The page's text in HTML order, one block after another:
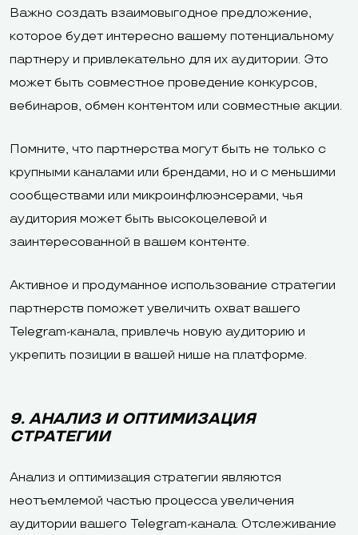
Важно создать взаимовыгодное предложение,
которое будет интересно вашему потенциальному
партнеру и привлекательно для их аудитории. Это
может быть совместное проведение конкурсов,
вебинаров, обмен контентом или совместные акции.
Помните, что партнерства могут быть не только с
крупными каналами или брендами, но и с меньшими
сообществами или микроинфлюэнсерами, чья
аудитория может быть высокоцелевой и
заинтересованной в вашем контенте.
Активное и продуманное использование стратегии
партнерств поможет увеличить охват вашего
Telegram-канала, привлечь новую аудиторию и
укрепить позиции в вашей нише на платформе.
9. АНАЛИЗ И ОПТИМИЗАЦИЯ
СТРАТЕГИИ
Анализ и оптимизация стратегии являются
неотъемлемой частью процесса увеличения
аудитории вашего Telegram-канала. Отслеживание